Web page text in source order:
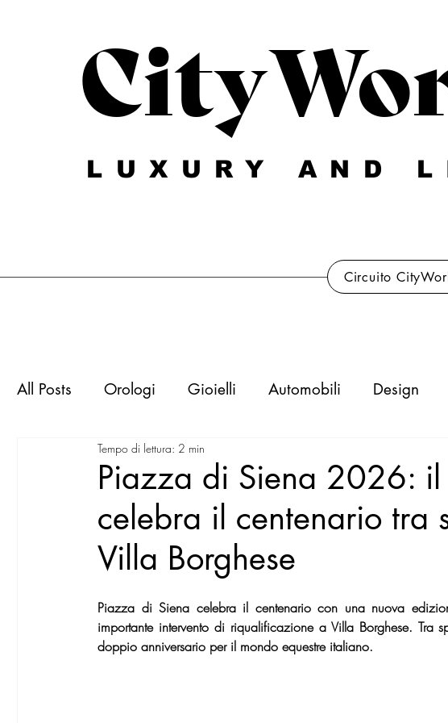
LUXURY AND
Circuito
All Posts Orologi Gioielli Automobili Design
Libri & Books Sportive d'epoca
Exclusive Places Gallerie Mostre Moda
MilanoWorld Shopping Guide
FirenzeWorld Shopping Guide NapoliWorld Shopping
Piazza di Siena 2026:
celebra il centenario tra
Villa Borghese
Tempo di lettura: 2 min
Piazza di Siena celebra il centenario con una nuova
importante intervento di riqualificazione a Villa Borghese.
doppio anniversario per il mondo equestre italiano.